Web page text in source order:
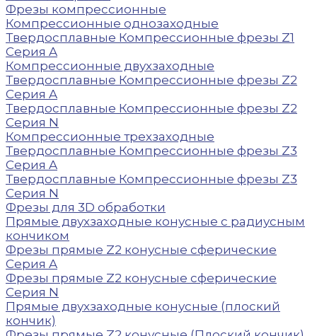
Фрезы компрессионные
Компрессионные однозаходные
Твердосплавные Компрессионные фрезы Z1
Серия A
Компрессионные двухзаходные
Твердосплавные Компрессионные фрезы Z2
Серия A
Твердосплавные Компрессионные фрезы Z2
Серия N
Компрессионные трехзаходные
Твердосплавные Компрессионные фрезы Z3
Серия A
Твердосплавные Компрессионные фрезы Z3
Серия N
Фрезы для 3D обработки
Прямые двухзаходные конусные с радиусным
кончиком
Фрезы прямые Z2 конусные сферические
Серия A
Фрезы прямые Z2 конусные сферические
Серия N
Прямые двухзаходные конусные (плоский
кончик)